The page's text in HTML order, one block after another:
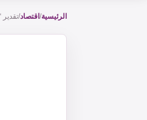
الرئيسية/ اقتصاد/تقدير